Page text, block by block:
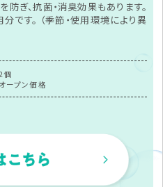
防ぎ、抗菌・消臭効果もあります。
です。 （季節・使用環境により異
個
オープン価格